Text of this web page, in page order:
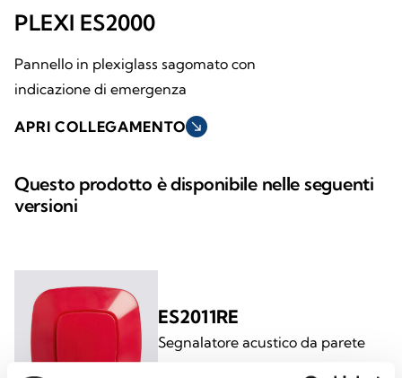
PLEXI ES2000
Pannello in plexiglass sagomato con
indicazione di emergenza
APRI COLLEGAMENTO south_east
Questo prodotto è disponibile nelle seguenti
versioni
ES2011RE
Segnalatore acustico da parete